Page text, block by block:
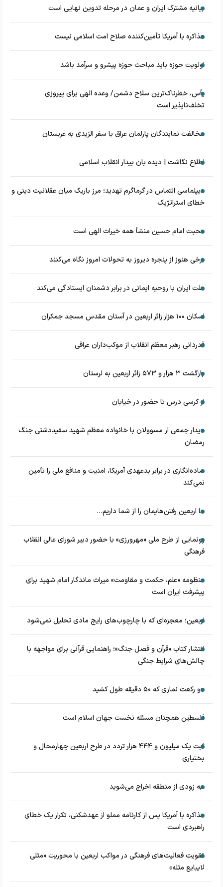
بیانیه مشترک ایران و عمان در مرحله تدوین نهایی است
مذاکره با آمریکا تأمین‌کننده صلاح امت اسلامی نیست
اولویت حوزه باید مباحث حوزه پیشرو و سرآمد باشد
یأس، خطرناک‌ترین سلاح دشمن/ وعده الهی برای پیروزی
تخلف‌ناپذیر است
مخالفت نمایندگان پارلمان عراق با سفر الزیدی به عربستان
اطلاع نگاشت | دیده بان بیدار انقلاب اسلامی
دیپلماسی التماس در گرماگرم تهدید؛ مرز باریک میان عقلانیت دینی و
خطای استراتژیک
محبت امام حسین منشأ همه خیرات الهی است
برخی هنوز از پنجره دیروز به تحولات امروز نگاه می‌کنند
ملت ایران با روحیه ایمانی در برابر دشمنان ایستادگی می‌کند
اسکان ۱۰۰ هزار زائر اربعین در آستان مقدس مسجد جمکران
قدردانی رهبر معظم انقلاب از موکب‌داران عراقی
بازگشت ۳ هزار و ۵۷۳ زائر اربعین به لرستان
از کرسی درس تا حضور در خیابان
دیدار جمعی از مسوولان با خانواده معظم شهید سفیددشتی جنگ
رمضان
ساده‌انگاری در برابر بدعهدی آمریکا، امنیت و منافع ملی را تأمین
نمی‌کند
ما اربعین رفتن‌هایمان را از شما داریم...
رونمایی از طرح ملی «مهرورزی» با حضور دبیر شورای عالی انقلاب
فرهنگی
منظومه «علم، حکمت و مقاومت» میراث ماندگار امام شهید برای
پیشرفت ایران است
اربعین؛ معجزه‌ای که با چارچوب‌های رایج مادی تحلیل نمی‌شود
انتشار کتاب «قرآن و فصل جنگ»؛ راهنمایی قرآنی برای مواجهه با
چالش‌های شرایط جنگی
دو رکعت نمازی که ۵۰ دقیقه طول کشید
فلسطین همچنان مسئله نخست جهان اسلام است
ثبت یک میلیون و ۴۴۴ هزار تردد در طرح اربعین چهارمحال و
بختیاری
به زودی از منطقه اخراج می‌شوید
مذاکره با آمریکا پس از کارنامه مملو از عهدشکنی، تکرار یک خطای
راهبردی است
تقویت فعالیت‌های فرهنگی در مواکب اربعین با محوریت «مثلی
لایبایع مثله»